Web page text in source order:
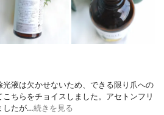
液は欠かせないため、できる限り爪への
ちらをチョイスしました。アセトンフリ
したが…続きを見る